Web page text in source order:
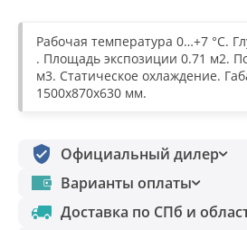
Рабочая температура 0…+7 °С.
. Площадь экспозиции 0.71 м2.
м3. Статическое охлаждение.
1500х870х630 мм.
Официальный дилер
Варианты оплаты
Доставка по СПб и